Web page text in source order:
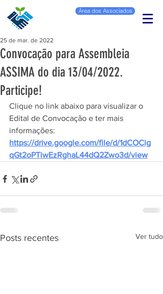
Área dos Associados
Convocação para Assembleia
ASSIMA do dia 13/04/2022.
Participe!
25 de mar. de 2022
Clique no link abaixo para visualizar o
Edital de Convocação e ter mais
informações:
https://drive.google.com/file/d/1dCOCig
qGt2oPTiwEzRghaL44dQ2Zwo3d/view
Posts recentes Ver tudo